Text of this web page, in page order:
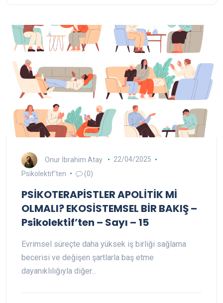
Onur İbrahim Atay
22/04/2025
Psikolektif'ten
(0)
PSİKOTERAPİSTLER APOLİTİK Mİ
OLMALI? EKOSİSTEMSEL BİR BAKIŞ –
Psikolektif’ten – Sayı – 15
Evrimsel süreçte daha yüksek iş birliği sağlama
becerisi ve değişen şartlarla baş etme
dayanıklılığıyla diğer…